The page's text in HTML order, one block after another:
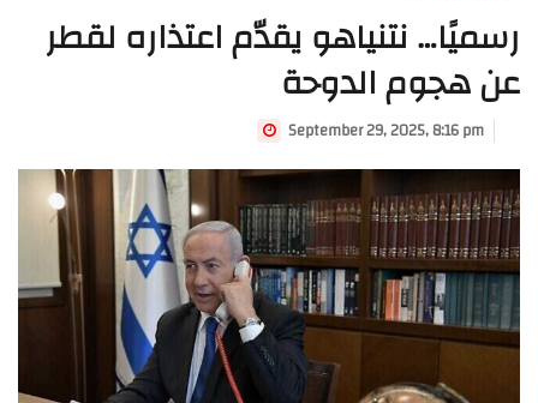
رسميًا… نتنياهو يقدّم اعتذاره لقطر
عن هجوم الدوحة
September 29, 2025, 8:16 pm